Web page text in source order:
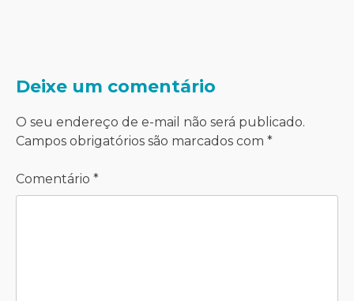
Deixe um comentário
O seu endereço de e-mail não será publicado.
Campos obrigatórios são marcados com *
Comentário *